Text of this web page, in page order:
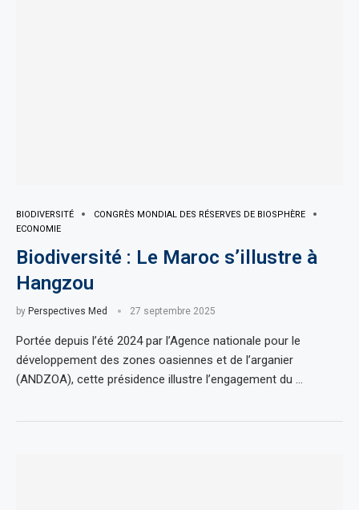
BIODIVERSITÉ
CONGRÈS MONDIAL DES RÉSERVES DE BIOSPHÈRE
ECONOMIE
Biodiversité : Le Maroc s’illustre à
Hangzou
by Perspectives Med 27 septembre 2025
Portée depuis l’été 2024 par l’Agence nationale pour le
développement des zones oasiennes et de l’arganier
(ANDZOA), cette présidence illustre l’engagement du …